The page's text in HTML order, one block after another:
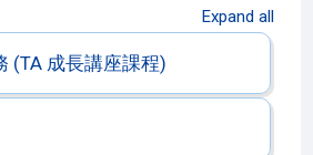
Expand all
(TA 成長講座課程)